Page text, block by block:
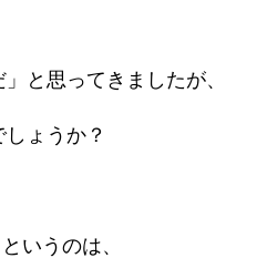
と思ってきましたが、
ょうか？
いうのは、